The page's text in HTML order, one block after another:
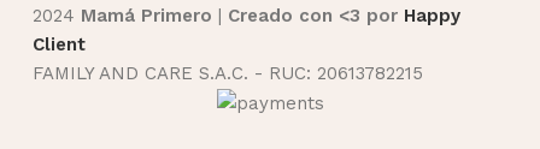
2024 Mamá Primero | Creado con <3 por Happy
Client
FAMILY AND CARE S.A.C. - RUC: 20613782215